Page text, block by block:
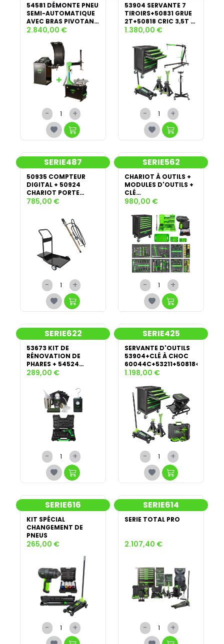
54581 DÉMONTE PNEU
SEMI-AUTOMATIQUE
AVEC BRAS PIVOTANT
+ 54582 ÉQUILIBREUSE
2.840,00 €
- +
53904 SERVANTE 7
TIROIRS+50831 GRUE
2T+50818 CRIC 3,5T +
53779 CHANDELLES 3T
1.380,00 €
- +
SERIE487
50935 COMPTEUR
DIGITAL + 50924
CHARIOT PORTE
BIDONS SPÉCIAL
785,00 €
- +
SERIE562
CHARIOT À OUTILS +
MODULES D'OUTILS +
CLÉ
DYNAMOMÉTRIQUE +
980,00 €
- +
SERIE622
53673 KIT DE
RÉNOVATION DE
PHARES + 54524
DÉTECTEUR DE FUITES
SANS FIL
289,00 €
- +
SERIE425
SERVANTE D'OUTILS
53904+CLÉ À CHOC
60044C+53211+50818+53779
1.198,00 €
- +
SERIE616
KIT SPÉCIAL
CHANGEMENT DE
PNEUS
265,00 €
- +
SERIE614
SERIE TOTAL PRO
2.107,40 €
- +